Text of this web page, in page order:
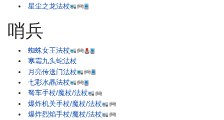
星尘之龙法杖
哨兵
蜘蛛女王法杖
寒霜九头蛇法杖
月亮传送门法杖
七彩水晶法杖
弩车手杖/魔杖/法杖
爆炸机关手杖/魔杖/法杖
爆炸烈焰手杖/魔杖/法杖